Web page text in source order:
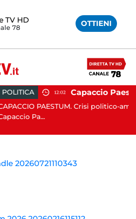
TV HD
78 OTTIENI
12:02
PAESTUM. Crisi politico-
Pa...